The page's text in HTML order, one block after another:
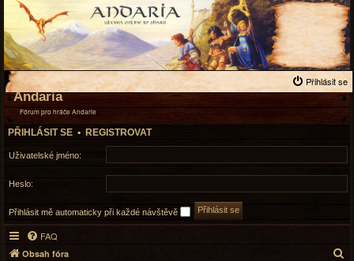
Přihlásit se
Andaria
Fórum pro hráče Andarie
PŘIHLÁSIT SE • REGISTROVAT
Uživatelské jméno:
Heslo:
Přihlásit mě automaticky při každé návštěvě
FAQ
Obsah fóra